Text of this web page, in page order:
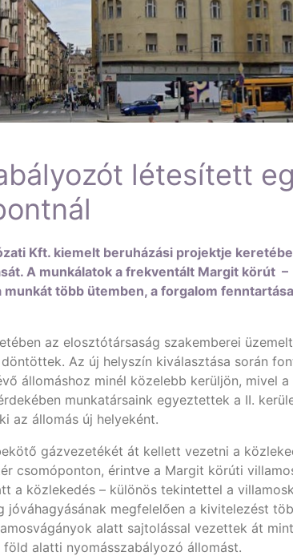
létesített
Kft. kiemelt beruházási projektje
A munkálatok a frekventált Margit körút
több ütemben, a forgalom
az elosztótársaság szakemberei
Az új helyszín kiválasztása során
állomáshoz minél közelebb kerüljön, mivel
munkatársaink egyeztettek a II.
az állomás új helyeként.
gázvezetékét át kellett vezetni a
csomóponton, érintve a Margit körúti
a közlekedés – különös tekintettel a
jóváhagyásának megfelelően a kivitelezést
alatt sajtolással vezettek át
alatti nyomásszabályozó állomást.